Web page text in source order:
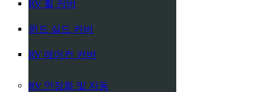
RV 휠 커버
윈드 실드 커버
RV 에어컨 커버
RV 안정화 및 자동